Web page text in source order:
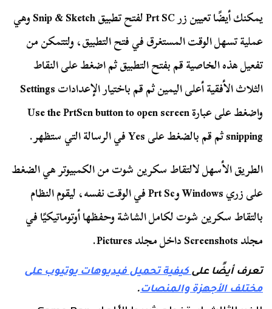
يمكنك أيضًا تعيين زر Prt SC لفتح تطبيق Snip & Sketch وهي
عملية تسهل الوقت المستغرق في فتح التطبيق، ولتتمكن من
تفعيل هذه الخاصية قم بفتح التطبيق ثم اضغط على النقاط
الثلاث الأفقية أعلى اليمين ثم قم باختيار الإعدادات Settings
واضغط على عبارة Use the PrtScn button to open screen
snipping ثم قم بالضغط على Yes في الرسالة التي ستظهر.
الطريق الأسهل لالتقاط سكرين شوت من الكمبيوتر هي الضغط
على زري Windows وPrt Sc في الوقت نفسه، ليقوم النظام
بالتقاط سكرين شوت لكامل الشاشة وحفظها أوتوماتيكيًا في
مجلد Screenshots داخل مجلد Pictures.
تعرف أيضًا علىكيفية تحميل فيديوهات يوتيوب على
مختلف الأجهزة والمنصات.